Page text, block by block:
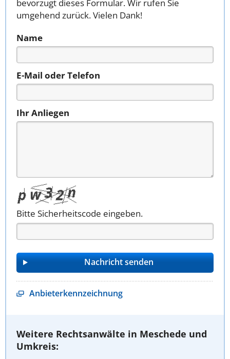
bevorzugt dieses Formular. Wir rufen Sie
umgehend zurück. Vielen Dank!
Name
E-Mail oder Telefon
Ihr Anliegen
Bitte Sicherheitscode eingeben.
Anbieterkennzeichnung
Weitere Rechtsanwälte in Meschede und
Umkreis: